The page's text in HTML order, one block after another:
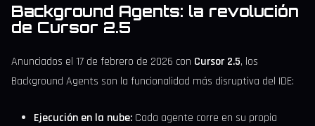
Background Agents: la revolución
de Cursor 2.5
Anunciados el 17 de febrero de 2026 con Cursor 2.5, los
Background Agents son la funcionalidad más disruptiva del IDE:
Ejecución en la nube: Cada agente corre en su propia